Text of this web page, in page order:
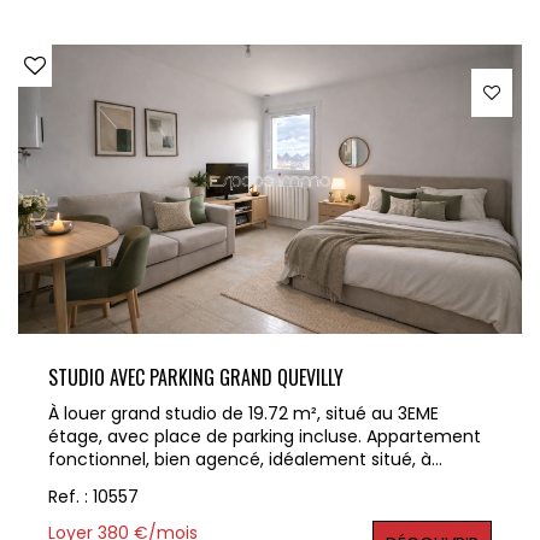
du bien est 10588 Les informations sur les risques liés
à ce bien est exposé sont disponibles sur le site
Géorisques : www.georisques.gouv.fr
STUDIO AVEC PARKING GRAND QUEVILLY
À louer grand studio de 19.72 m², situé au 3EME
étage, avec place de parking incluse. Appartement
fonctionnel, bien agencé, idéalement situé, à
transports. Disponible au 24/06/2026 Loyer : 350 € +
Charges : 30 € (entretien des parties communes,
Ref. : 10557
Loyer 380 €/mois